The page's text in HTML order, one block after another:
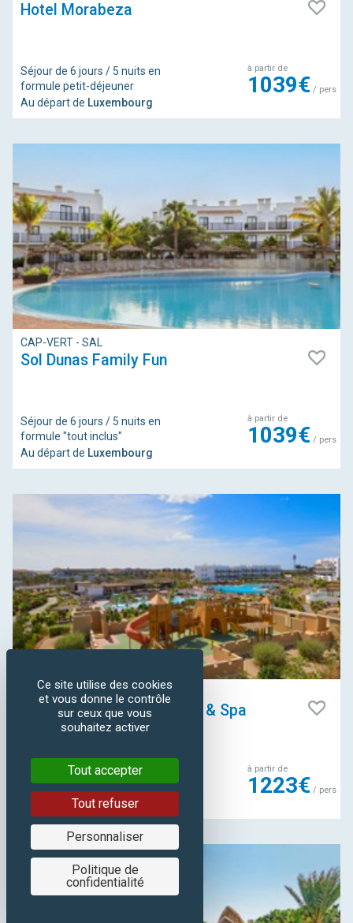
Hotel Morabeza
Séjour de 6 jours / 5 nuits en
formule petit-déjeuner
Au départ de Luxembourg
à partir de
1039€/ pers
CAP-VERT - SAL
Sol Dunas Family Fun
Séjour de 6 jours / 5 nuits en
formule "tout inclus"
Au départ de Luxembourg
à partir de
1039€/ pers
CAP-VERT - SAL
Meliá Dunas Beach Resort & Spa
Séjour de 8 jours / 7 nuits en
formule "tout inclus"
Au départ deLuxembourg
à partir de
1223€/ pers
Ce site utilise des cookies
et vous donne le contrôle
sur ceux que vous
souhaitez activer
Tout accepter
Tout refuser
Personnaliser
Politique de
confidentialité